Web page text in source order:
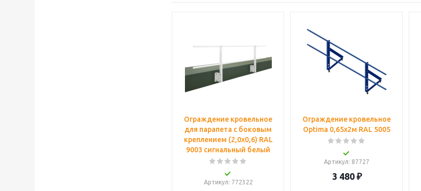
Ограждение кровельное
для парапета с боковым
креплением (2,0х0,6) RAL
9003 сигнальный белый
Артикул: 772322
Ограждение кровельное
Optima 0,65х2м RAL 5005
Артикул: 87727
3 480₽